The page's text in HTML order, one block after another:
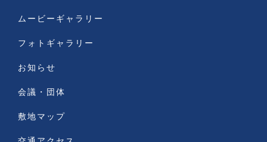
ムービーギャラリー
フォトギャラリー
お知らせ
会議・団体
敷地マップ